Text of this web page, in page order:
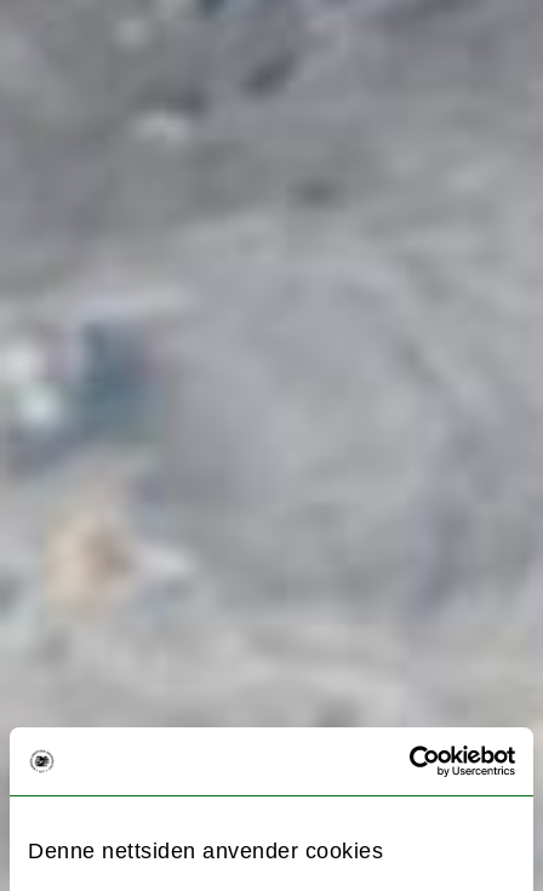
Denne nettsiden anvender cookies